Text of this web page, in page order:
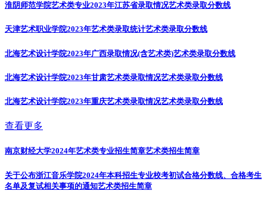
淮阴师范学院艺术类专业2023年江苏省录取情况艺术类录取分数线
天津艺术职业学院2023年艺术类录取统计艺术类录取分数线
北海艺术设计学院2023年广西录取情况(含艺术类)艺术类录取分数线
北海艺术设计学院2023年甘肃艺术类录取情况艺术类录取分数线
北海艺术设计学院2023年重庆艺术类录取情况艺术类录取分数线
查看更多
南京财经大学2024年艺术类专业招生简章艺术类招生简章
关于公布浙江音乐学院2024年本科招生专业校考初试合格分数线、合格考生
名单及复试相关事项的通知艺术类招生简章